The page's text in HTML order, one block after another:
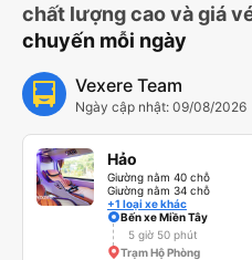
chất lượng cao và giá
chuyến mỗi ngày
Vexere Team
Ngày cập nhật: 09/08/2026
Hảo
Giường nằm 40 chỗ
Giường nằm 34 chỗ
+1 loại xe khác
Bến xe Miền Tây
5 giờ 50 phút
Trạm Hộ Phòng